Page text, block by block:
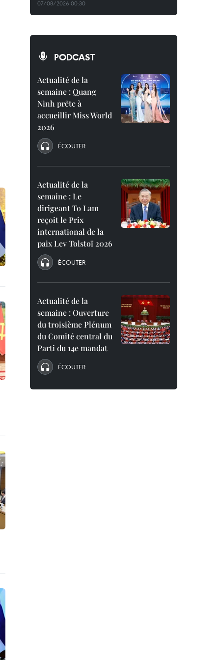
07/08/2026 00:30
PODCAST
Actualité de la
semaine : Quang
Ninh prête à
accueillir Miss World
2026
ÉCOUTER
Actualité de la
semaine : Le
dirigeant To Lam
reçoit le Prix
international de la
paix Lev Tolstoï 2026
ÉCOUTER
Actualité de la
semaine : Ouverture
du troisième Plénum
du Comité central du
Parti du 14e mandat
ÉCOUTER